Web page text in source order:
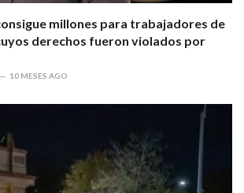
millones para trabajadores de
derechos fueron violados por
10 MESES AGO